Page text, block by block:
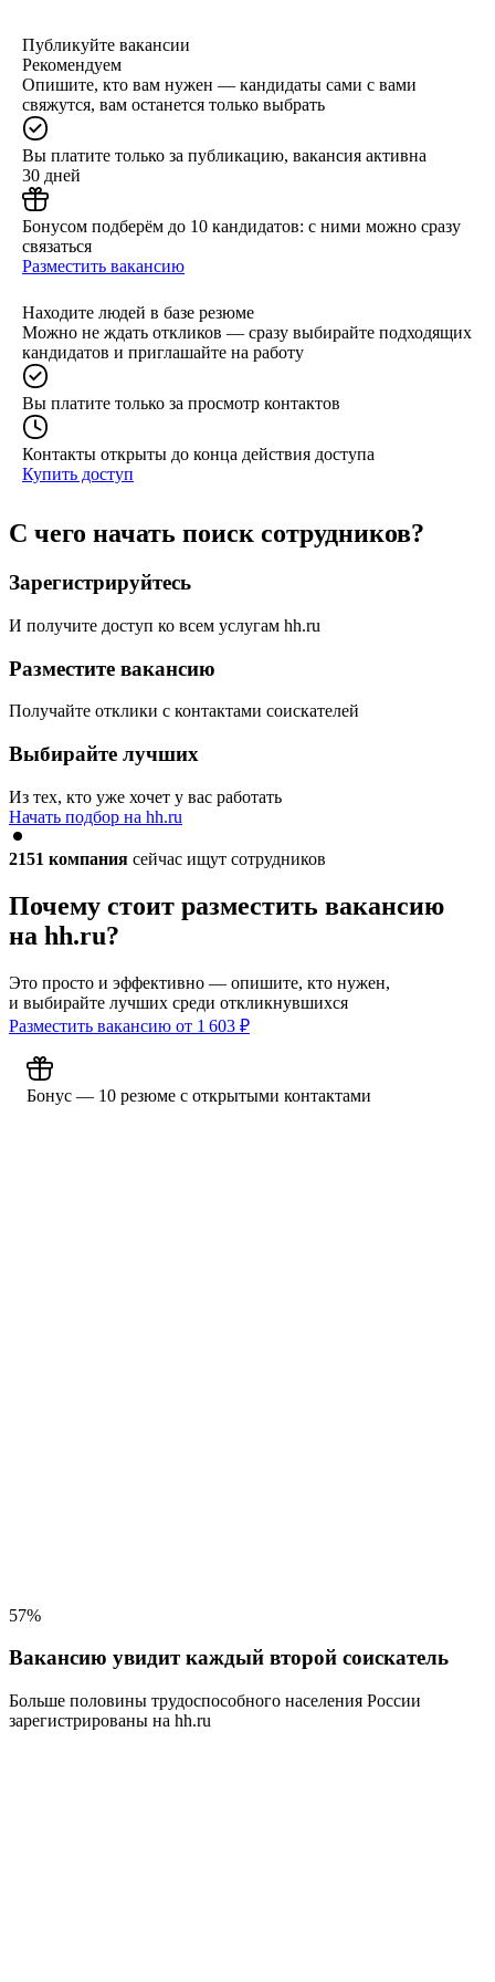
Публикуйте вакансии
Рекомендуем
Опишите, кто вам нужен — кандидаты сами с вами
свяжутся, вам останется только выбрать
Вы платите только за публикацию, вакансия активна
30 дней
Бонусом подберём до 10 кандидатов: с ними можно сразу
связаться
Разместить вакансию
Находите людей в базе резюме
Можно не ждать откликов — сразу выбирайте подходящих
кандидатов и приглашайте на работу
Вы платите только за просмотр контактов
Контакты открыты до конца действия доступа
Купить доступ
С чего начать поиск сотрудников?
Зарегистрируйтесь
И получите доступ ко всем услугам hh.ru
Разместите вакансию
Получайте отклики с контактами соискателей
Выбирайте лучших
Из тех, кто уже хочет у вас работать
Начать подбор на hh.ru
2151 компания сейчас ищут сотрудников
Почему стоит разместить вакансию
на hh.ru?
Это просто и эффективно — опишите, кто нужен,
и выбирайте лучших среди откликнувшихся
Разместить вакансию от 1 603 ₽
Бонус — 10 резюме с открытыми контактами
57%
Вакансию увидит каждый второй соискатель
Больше половины трудоспособного населения России
зарегистрированы на hh.ru